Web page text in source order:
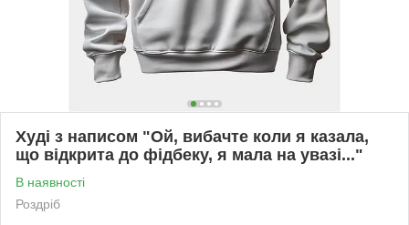
Худі з написом "Ой, вибачте коли я казала,
що відкрита до фідбеку, я мала на увазі..."
В наявності
Роздріб